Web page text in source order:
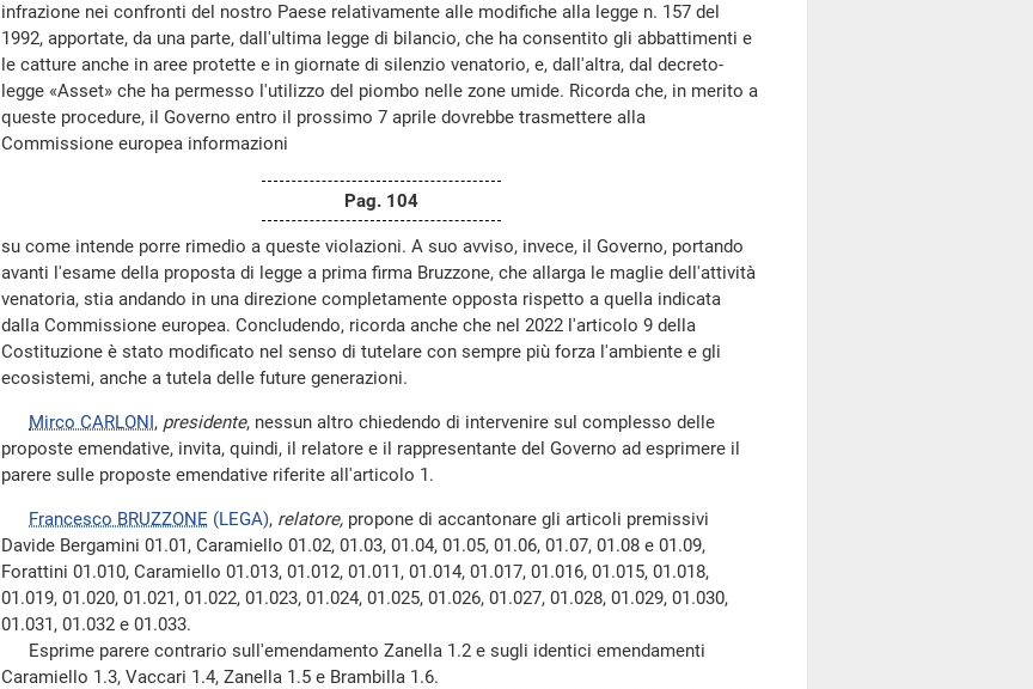
infrazione nei confronti del nostro Paese relativamente alle modifiche alla legge n. 157 del
1992, apportate, da una parte, dall'ultima legge di bilancio, che ha consentito gli abbattimenti e
le catture anche in aree protette e in giornate di silenzio venatorio, e, dall'altra, dal decreto-
legge «Asset» che ha permesso l'utilizzo del piombo nelle zone umide. Ricorda che, in merito a
queste procedure, il Governo entro il prossimo 7 aprile dovrebbe trasmettere alla
Commissione europea informazioni
Pag. 104
su come intende porre rimedio a queste violazioni. A suo avviso, invece, il Governo, portando
avanti l'esame della proposta di legge a prima firma Bruzzone, che allarga le maglie dell'attività
venatoria, stia andando in una direzione completamente opposta rispetto a quella indicata
dalla Commissione europea. Concludendo, ricorda anche che nel 2022 l'articolo 9 della
Costituzione è stato modificato nel senso di tutelare con sempre più forza l'ambiente e gli
ecosistemi, anche a tutela delle future generazioni.
Mirco CARLONI, presidente, nessun altro chiedendo di intervenire sul complesso delle
proposte emendative, invita, quindi, il relatore e il rappresentante del Governo ad esprimere il
parere sulle proposte emendative riferite all'articolo 1.
Francesco BRUZZONE (LEGA), relatore, propone di accantonare gli articoli premissivi
Davide Bergamini 01.01, Caramiello 01.02, 01.03, 01.04, 01.05, 01.06, 01.07, 01.08 e 01.09,
Forattini 01.010, Caramiello 01.013, 01.012, 01.011, 01.014, 01.017, 01.016, 01.015, 01.018,
01.019, 01.020, 01.021, 01.022, 01.023, 01.024, 01.025, 01.026, 01.027, 01.028, 01.029, 01.030,
01.031, 01.032 e 01.033.
Esprime parere contrario sull'emendamento Zanella 1.2 e sugli identici emendamenti
Caramiello 1.3, Vaccari 1.4, Zanella 1.5 e Brambilla 1.6.